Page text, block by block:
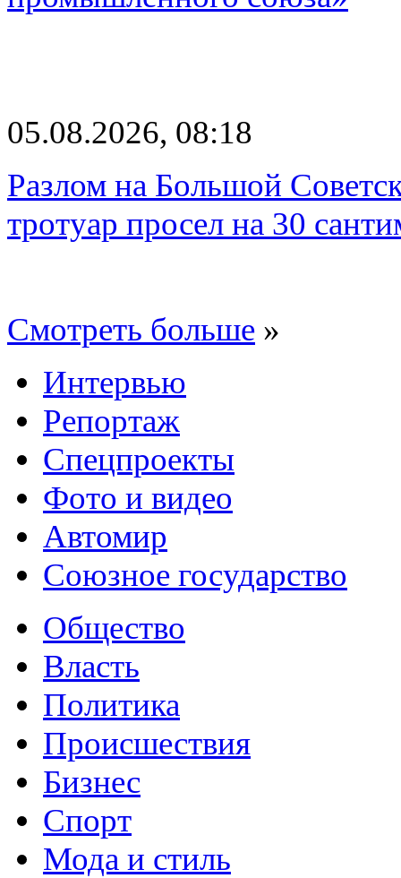
05.08.2026, 08:18
Разлом на Большой
тротуар просел на 30
Смотреть больше »
Интервью
Репортаж
Спецпроекты
Фото и видео
Автомир
Союзное государство
Общество
Власть
Политика
Происшествия
Бизнес
Спорт
Мода и стиль